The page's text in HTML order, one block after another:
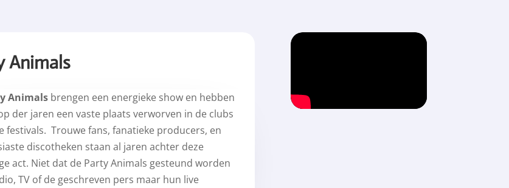
Animals
Animalsbrengen een energieke show en hebben
der jaren een vaste plaats verworven in de clubs
festivals. Trouwe fans, fanatieke producers, en
discotheken staan al jaren achter deze
act. Niet dat de Party Animals gesteund worden
TV of de geschreven pers maar hun live